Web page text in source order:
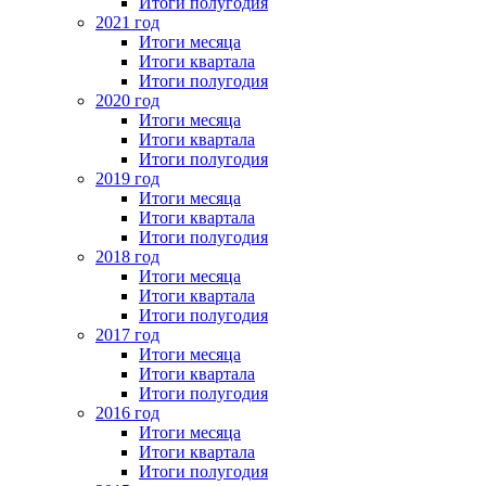
2021 год
Итоги месяца
Итоги квартала
Итоги полугодия
2020 год
Итоги месяца
Итоги квартала
Итоги полугодия
2019 год
Итоги месяца
Итоги квартала
Итоги полугодия
2018 год
Итоги месяца
Итоги квартала
Итоги полугодия
2017 год
Итоги месяца
Итоги квартала
Итоги полугодия
2016 год
Итоги месяца
Итоги квартала
Итоги полугодия